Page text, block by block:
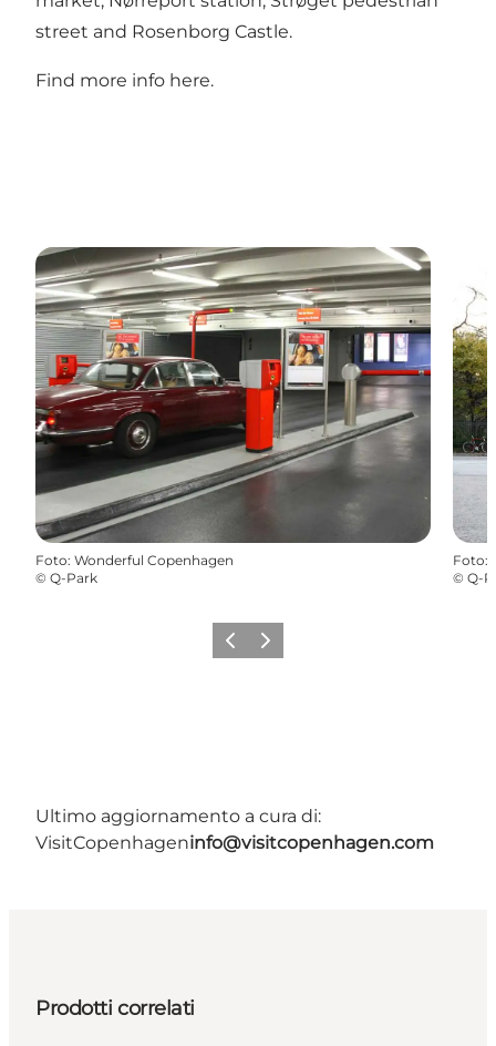
street and Rosenborg Castle.
Find more info here.
Foto: Wonderful Copenhagen
© Q-Park
Foto:
© Q-
Precedente
Avanti
Ultimo aggiornamento a cura di:
VisitCopenhageninfo@visitcopenhagen.com
Prodotti correlati